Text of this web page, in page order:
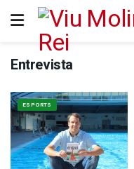
Entrevista
ESPORTS